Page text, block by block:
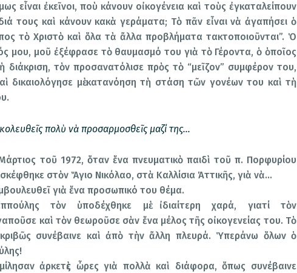
εἶναι ἐκεῖνοι, ποὺ κάνουν οἰκογένεια καὶ τοὺς ἐγκαταλείπουν
τους καὶ κάνουν κακὰ γεράματα; Τὸ πᾶν εἶναι νὰ ἀγαπήσει ὁ
τὸ Χριστὸ καὶ ὅλα τὰ ἄλλα προβλήματα τακτοποιοῦνται”. Ὁ
μου, μοῦ ἐξέφρασε τὸ θαυμασμό του γιὰ τὸ Γέροντα, ὁ ὁποῖος
διάκριση, τὸν προσανατόλισε πρὸς τὸ “μεῖζον” συμφέρον του,
δικαιολόγησε μὲ κατανόηση τὴ στάση τῶν γονέων του καὶ τὴ
πολὺ νὰ προσαρμοσθεῖς μαζί της…
τοῦ 1972, ὅταν ἕνα πνευματικὸ παιδὶ τοῦ π. Πορφυρίου
στὸν Ἅγιο Νικόλαο, στὰ Καλλίσια Ἀττικῆς, γιὰ νὰ…
γιὰ ἕνα προσωπικό του θέμα.
τὸν ὑποδέχθηκε μὲ ἰδιαίτερη χαρά, γιατί τὸν
καὶ τὸν θεωροῦσε σὰν ἕνα μέλος τῆς οἰκογενείας του. Τὸ
συνέβαινε καὶ ἀπὸ τὴν ἄλλη πλευρά. Ὑπεράνω ὅλων ὁ
ἀρκετὲς ὧρες γιὰ πολλὰ καὶ διάφορα, ὅπως συνέβαινε